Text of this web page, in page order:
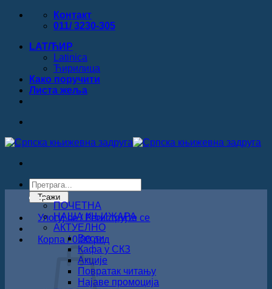
Прескочи
Контакт
011/ 3230-305
LAT/ЋИР
Latinica
Ћирилица
Како поручити
Листa жеља
Products
search
Тражи
Улогуј се / Региструјте се
Корпа /0.00рсд
ПОЧЕТНА
НАША КЊИЖАРА
АКТУЕЛНО
Вести
Кафа у СКЗ
Акције
Повратак читању
Најаве промоција